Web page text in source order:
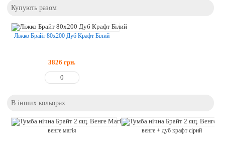
Купують разом
Ліжко Брайт 80х200 Дуб Крафт Білий
3826 грн.
В інших кольорах
венге магія венге + дуб крафт сірий